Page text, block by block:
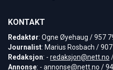
KONTAKT
Redaktør: Ogne Øyehaug / 957
Journalist: Marius Rosbach /
Redaksjon: - redaksjon@nett.no
Annonse: - annonse@nett.no /